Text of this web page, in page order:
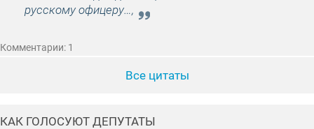
русскому офицеру…,
Комментарии: 1
Все цитаты
КАК ГОЛОСУЮТ ДЕПУТАТЫ